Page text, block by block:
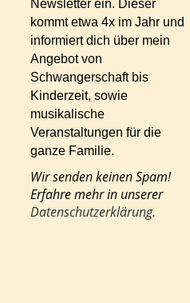
Newsletter ein. Dieser
kommt etwa 4x im Jahr und
informiert dich über mein
Angebot von
Schwangerschaft bis
Kinderzeit, sowie
musikalische
Veranstaltungen für die
ganze Familie.
Wir senden keinen Spam!
Erfahre mehr in unserer
Datenschutzerklärung.